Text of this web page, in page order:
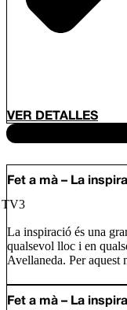
VER DETALLES
Fet a mà – La
TV3
La inspiració és una
qualsevol lloc i en
Avellaneda. Per aquest
conèixer les fonts
s’inspira Lily Brick,
Ramón Monegal, un
Fet a mà – La